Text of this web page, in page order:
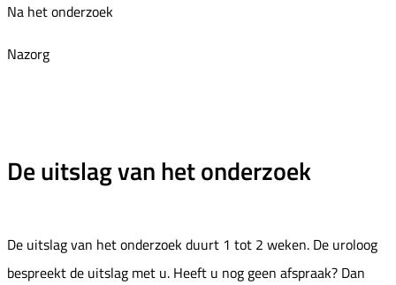
Na het onderzoek
Nazorg
De uitslag van het onderzoek
De uitslag van het onderzoek duurt 1 tot 2 weken. De uroloog
bespreekt de uitslag met u. Heeft u nog geen afspraak? Dan